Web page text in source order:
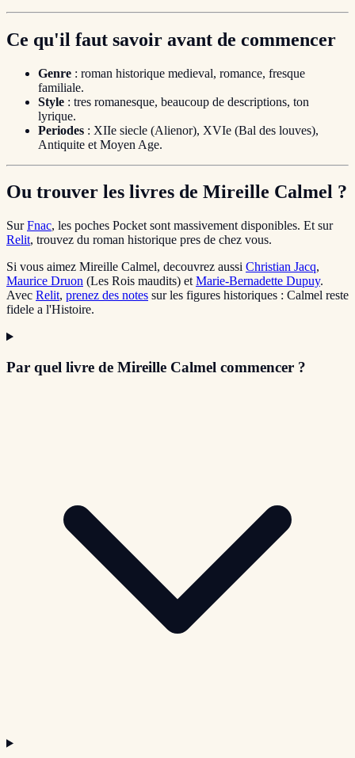
Ce qu'il faut savoir avant de commencer
Genre : roman historique medieval, romance, fresque
familiale.
Style : tres romanesque, beaucoup de descriptions, ton
lyrique.
Periodes : XIIe siecle (Alienor), XVIe (Bal des louves),
Antiquite et Moyen Age.
Ou trouver les livres de Mireille Calmel ?
SurFnac, les poches Pocket sont massivement disponibles. Et sur
Relit, trouvez du roman historique pres de chez vous.
Si vous aimez Mireille Calmel, decouvrez aussi Christian Jacq,
Maurice Druon (Les Rois maudits) et Marie-Bernadette Dupuy.
Avec Relit, prenez des notes sur les figures historiques : Calmel reste
fidele a l'Histoire.
Par quel livre de Mireille Calmel commencer ?